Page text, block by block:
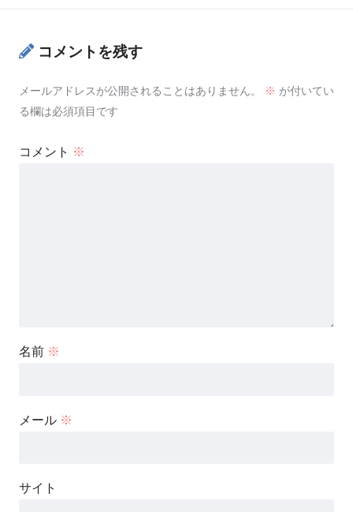
コメントを残す
メールアドレスが公開されることはありません。 ※ が付いてい
る欄は必須項目です
コメント ※
名前 ※
メール ※
サイト